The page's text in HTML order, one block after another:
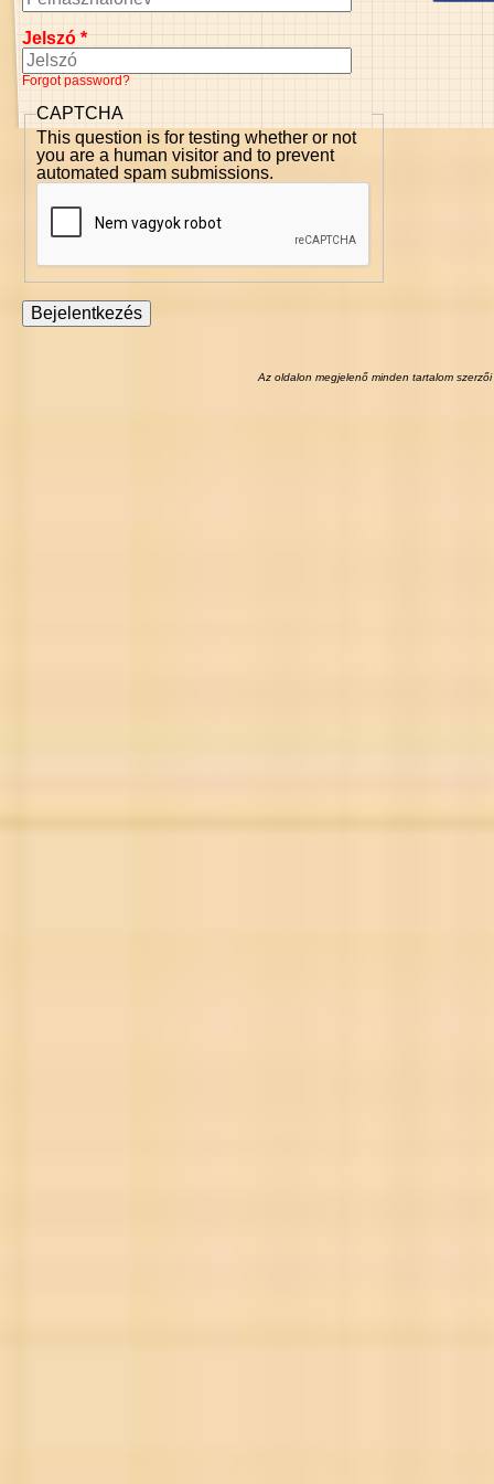
Jelszó *
Forgot password?
CAPTCHA
This question is for testing whether or not
you are a human visitor and to prevent
automated spam submissions.
Az oldalon megjelenő minden tartalom